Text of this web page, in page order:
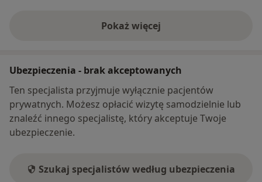
Pokaż więcej
o adresie
Ubezpieczenia - brak akceptowanych
Ten specjalista przyjmuje wyłącznie pacjentów
prywatnych. Możesz opłacić wizytę samodzielnie lub
znaleźć innego specjalistę, który akceptuje Twoje
ubezpieczenie.
Szukaj specjalistów według ubezpieczenia